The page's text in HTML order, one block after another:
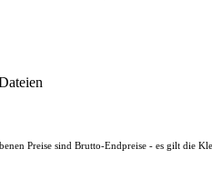
Preise sind Brutto-Endpreise - es gilt die